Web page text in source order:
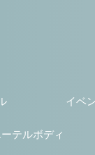
イベ
テルボディ